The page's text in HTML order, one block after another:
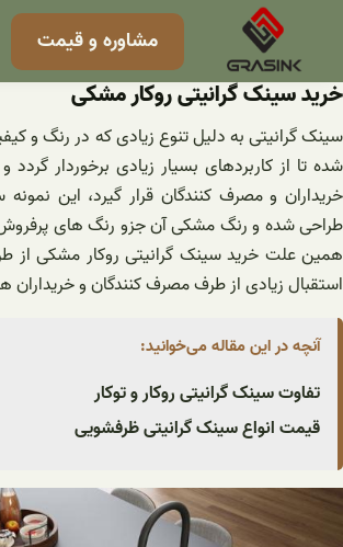
مشاوره و قیمت
گرانیتی روکار مشکی
به دلیل تنوع زیادی که در رنگ و کیفیت
از کاربردهای بسیار زیادی برخوردار گردد و
و مصرف‌ کنندگان قرار گیرد، این نمونه
شده و رنگ مشکی آن جزو رنگ های پرفروش به‌
خرید سینک گرانیتی روکار مشکی از طریق
زیادی از طرف مصرف کنندگان و خریداران همراه
در این مقاله می‌خوانید:
سینک گرانیتی روکار و توکار
انواع سینک گرانیتی ظرفشویی